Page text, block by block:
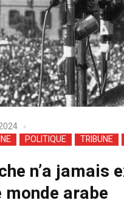
POLITIQUE TRIBUNE
n’a jamais
monde arabe